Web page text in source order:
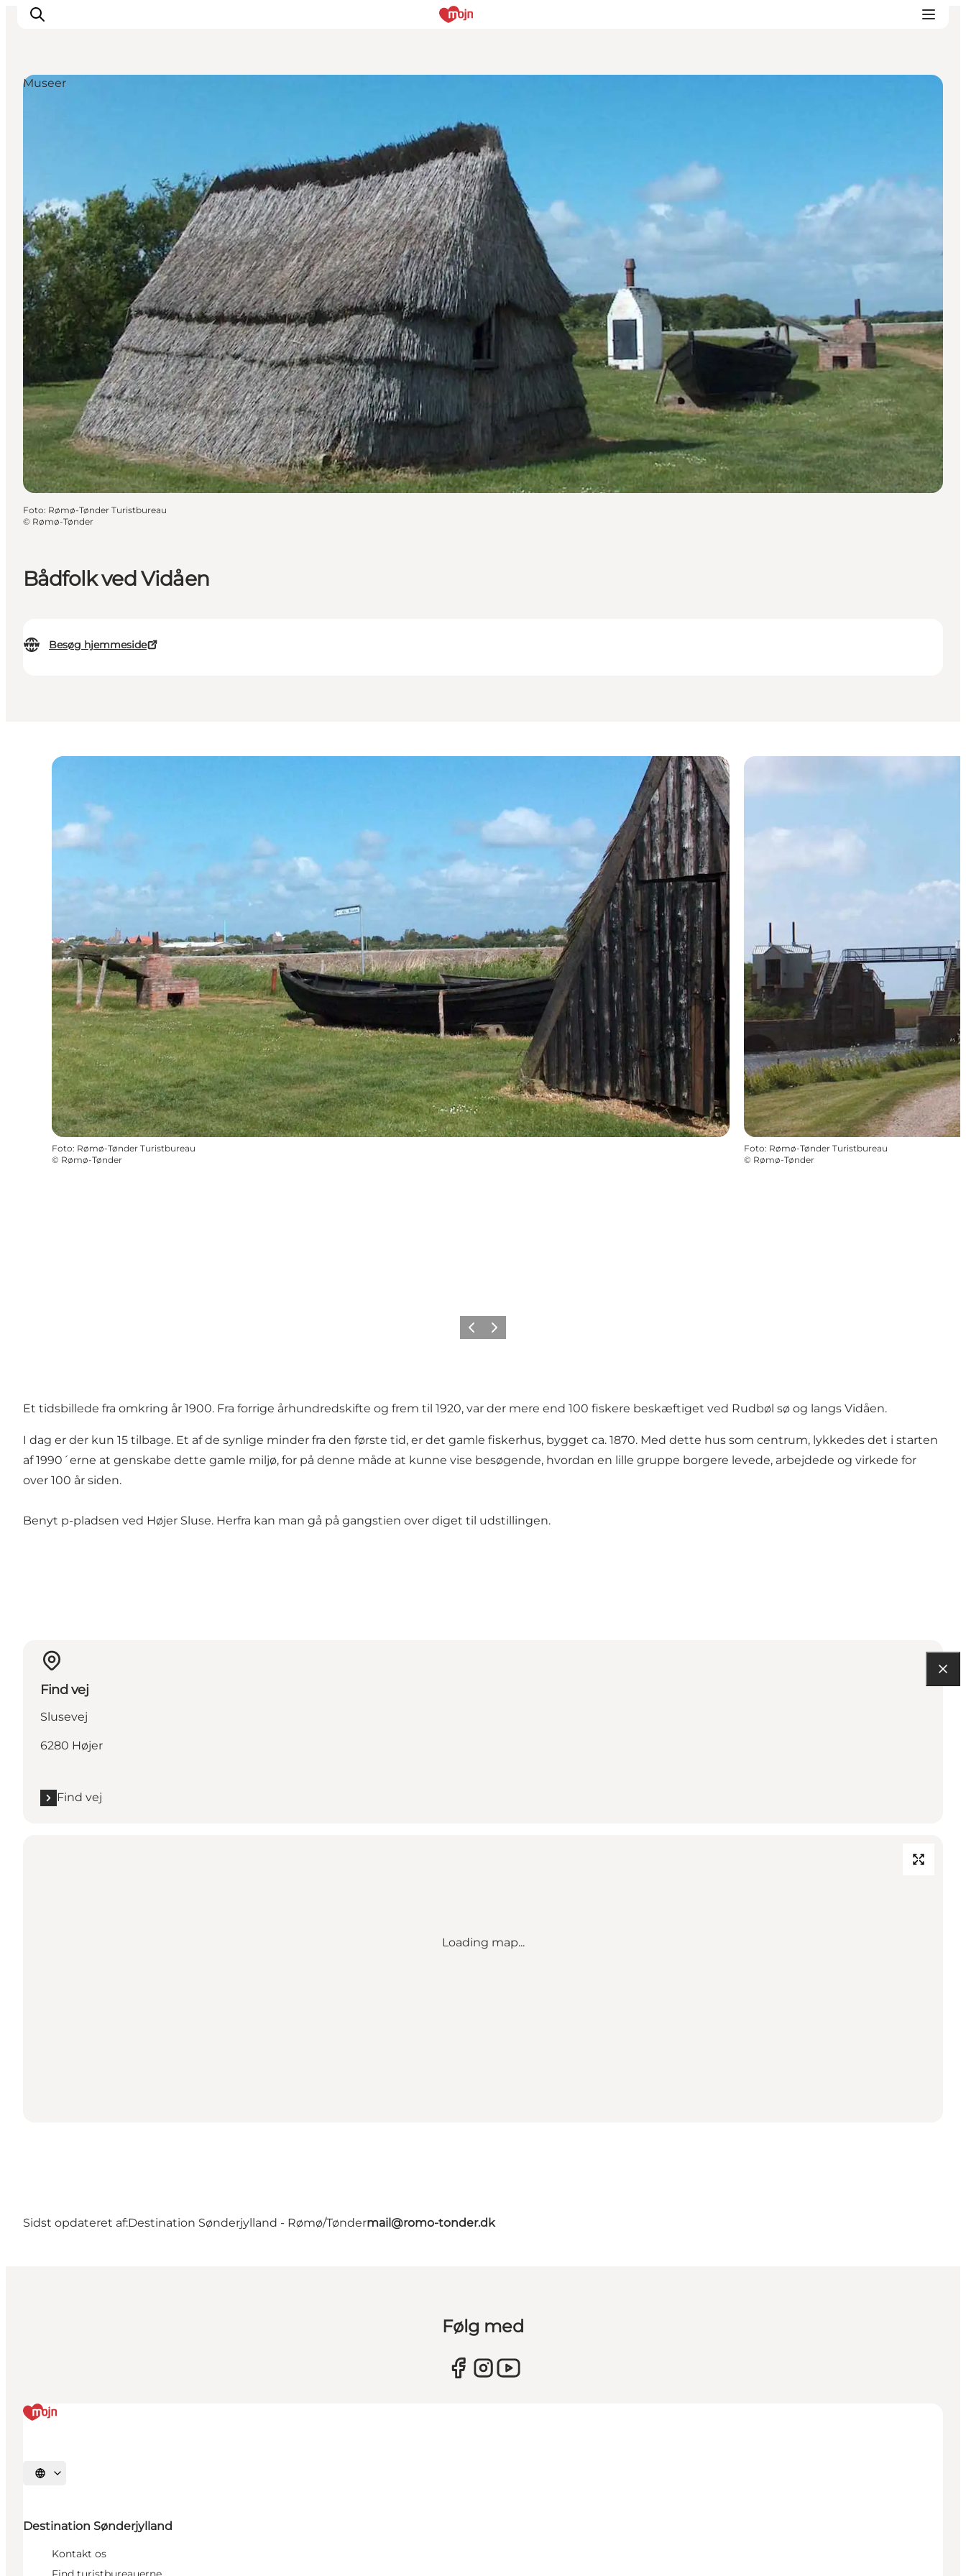
Planlæg din ferie
Booking
Bådfolk ved Vidåen
Besøg hjemmeside
Museer
Foto: Rømø-Tønder Turistbureau
© Rømø-Tønder
Foto: Rømø-Tønder Turistbureau
© Rømø-Tønder
Foto: Rømø-Tønder Turistbureau
© Rømø-Tønder
ForrigeNæste
Et tidsbillede fra omkring år 1900. Fra forrige århundredskifte og frem til 1920, var der mere end 100 fiskere beskæftiget ved Rudbøl sø og langs Vidåen.
I dag er der kun 15 tilbage. Et af de synlige minder fra den første tid, er det gamle fiskerhus, bygget ca. 1870. Med dette hus som centrum, lykkedes det i starten
af 1990´erne at genskabe dette gamle miljø, for på denne måde at kunne vise besøgende, hvordan en lille gruppe borgere levede, arbejdede og virkede for
over 100 år siden.
Benyt p-pladsen ved Højer Sluse. Herfra kan man gå på gangstien over diget til udstillingen.
Find vej
Slusevej
6280 Højer
Find vej
Loading map...
Sidst opdateret af:Destination Sønderjylland - Rømø/Tøndermail@romo-tonder.dk
Følg med
Vælg sprog
Destination Sønderjylland
Kontakt os